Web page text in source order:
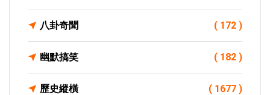
八卦奇聞 ( 172 )
幽默搞笑 ( 182 )
歷史縱橫 ( 1677 )